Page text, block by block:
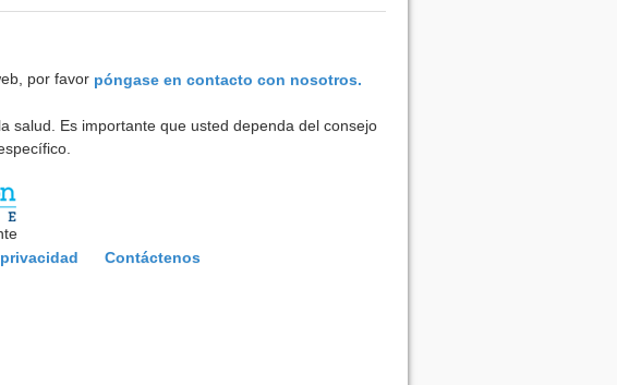
por favor póngase en contacto con nosotros.
salud. Es importante que usted dependa del consejo
Contáctenos